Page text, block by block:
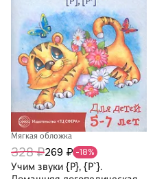
Мягкая обложка
328 ₽269 ₽ -18%
Учим звуки {Р}, {P`}.